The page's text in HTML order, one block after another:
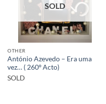
SOLD
OTHER
António Azevedo – Era uma
vez… ( 260º Acto)
SOLD